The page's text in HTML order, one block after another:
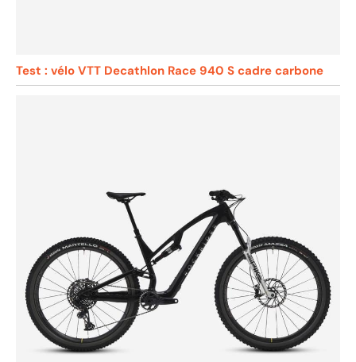
Test : vélo VTT Decathlon Race 940 S cadre carbone